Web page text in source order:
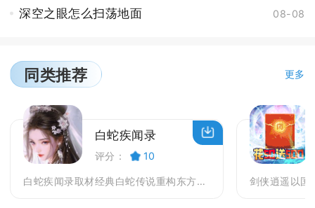
深空之眼怎么扫荡地面 08-08
同类推荐 更多
白蛇疾闻录
评分： 10
白蛇疾闻录取材经典白蛇传说重构东方人妖世界，玩家化...